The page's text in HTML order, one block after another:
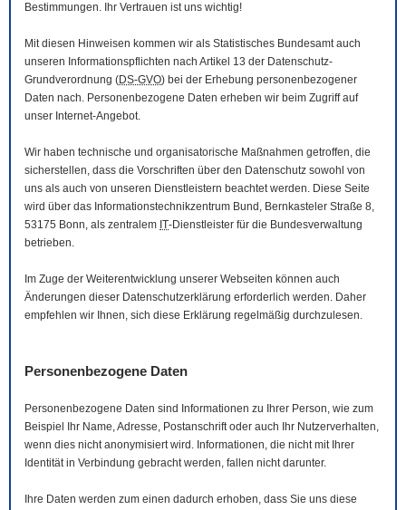
Bestimmungen. Ihr Vertrauen ist uns wichtig!
Mit diesen Hinweisen kommen wir als Statistisches Bundesamt auch
unseren Informationspflichten nach Artikel 13 der Datenschutz-
Grundverordnung (DS-GVO) bei der Erhebung personenbezogener
Daten nach. Personenbezogene Daten erheben wir beim Zugriff auf
unser Internet-Angebot.
Wir haben technische und organisatorische Maßnahmen getroffen, die
sicherstellen, dass die Vorschriften über den Datenschutz sowohl von
uns als auch von unseren Dienstleistern beachtet werden. Diese Seite
wird über das Informationstechnikzentrum Bund, Bernkasteler Straße 8,
53175 Bonn, als zentralem IT-Dienstleister für die Bundesverwaltung
betrieben.
Im Zuge der Weiterentwicklung unserer Webseiten können auch
Änderungen dieser Datenschutzerklärung erforderlich werden. Daher
empfehlen wir Ihnen, sich diese Erklärung regelmäßig durchzulesen.
Personenbezogene Daten
Personenbezogene Daten sind Informationen zu Ihrer Person, wie zum
Beispiel Ihr Name, Adresse, Postanschrift oder auch Ihr Nutzerverhalten,
wenn dies nicht anonymisiert wird. Informationen, die nicht mit Ihrer
Identität in Verbindung gebracht werden, fallen nicht darunter.
Ihre Daten werden zum einen dadurch erhoben, dass Sie uns diese